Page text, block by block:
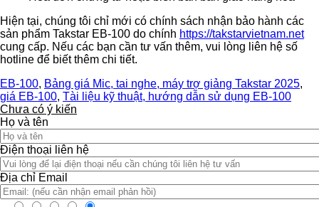
Hiện tại, chúng tôi chỉ mới có chính sách nhận bảo hành các
sản phẩm Takstar EB-100 do chính https://takstarvietnam.net
cung cấp. Nếu các bạn cần tư vấn thêm, vui lòng liên hệ số
hotline để biết thêm chi tiết.
EB-100, Bảng giá Mic, tai nghe, máy trợ giảng Takstar 2025,
giá EB-100, Tài liệu kỹ thuật, hướng dẫn sử dụng EB-100
Chưa có ý kiến
Họ và tên
Điện thoại liên hệ
Địa chỉ Email